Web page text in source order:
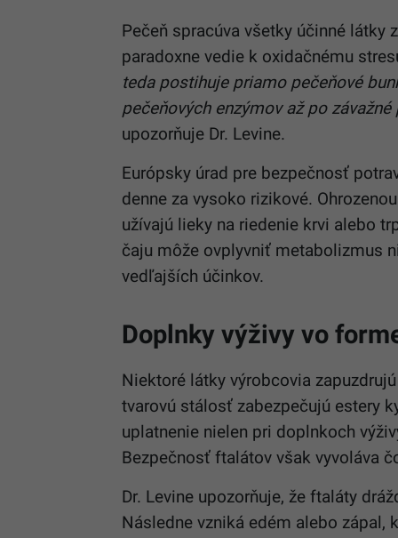
Pečeň spracúva všetky účinné látky
paradoxne vedie k oxidačnému
teda postihuje priamo pečeňové
pečeňových enzýmov až po
upozorňuje Dr. Levine.
Európsky úrad pre bezpečnosť
denne za vysoko rizikové.
užívajú lieky na riedenie krvi alebo
čaju môže ovplyvniť metabolizmus
vedľajších účinkov.
Doplnky výživy vo
Niektoré látky výrobcovia
tvarovú stálosť zabezpečujú estery
uplatnenie nielen pri doplnkoch
Bezpečnosť ftalátov však vyvoláva
Dr. Levine upozorňuje, že ftaláty
Následne vzniká edém alebo zápal,